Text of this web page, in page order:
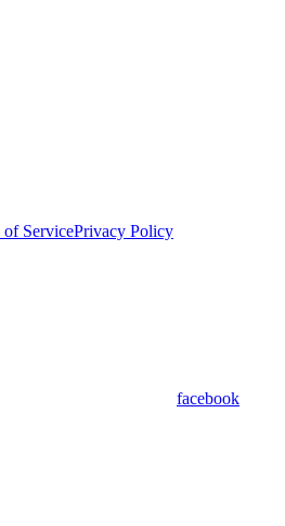
of ServicePrivacy Policy
facebook